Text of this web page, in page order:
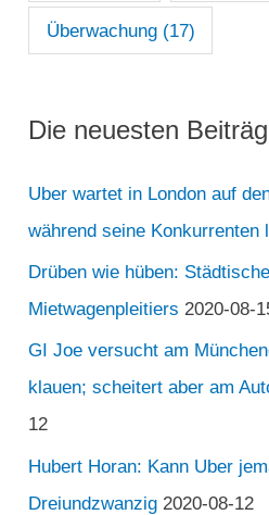
Überwachung(17)
Die neuesten
Uber wartet in London auf
während seine Konkurrenten
Drüben wie hüben:
Mietwagenpleitiers 2020-08-
GI Joe versucht am
klauen; scheitert aber am
12
Hubert Horan: Kann Uber
Dreiundzwanzig 2020-08-12